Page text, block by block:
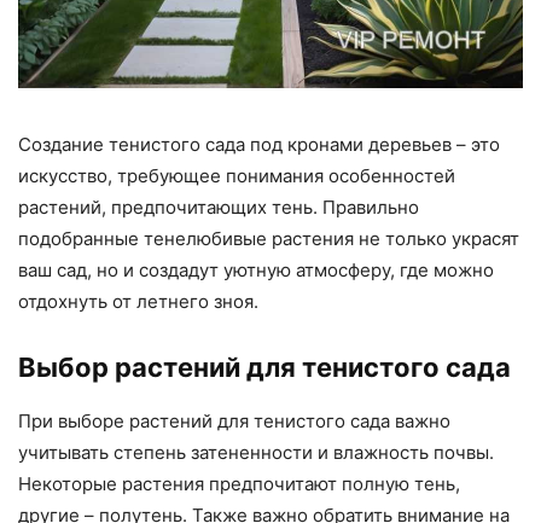
Создание тенистого сада под кронами деревьев – это
искусство, требующее понимания особенностей
растений, предпочитающих тень. Правильно
подобранные тенелюбивые растения не только украсят
ваш сад, но и создадут уютную атмосферу, где можно
отдохнуть от летнего зноя.
Выбор растений для тенистого сада
При выборе растений для тенистого сада важно
учитывать степень затененности и влажность почвы.
Некоторые растения предпочитают полную тень,
другие – полутень. Также важно обратить внимание на